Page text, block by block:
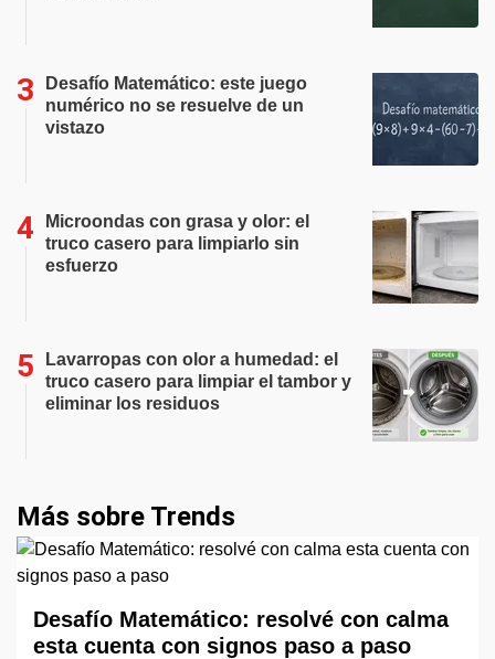
Desafío Matemático: este juego
numérico no se resuelve de un
vistazo
Microondas con grasa y olor: el
truco casero para limpiarlo sin
esfuerzo
Lavarropas con olor a humedad: el
truco casero para limpiar el tambor y
eliminar los residuos
Más sobre Trends
Desafío Matemático: resolvé con calma
esta cuenta con signos paso a paso